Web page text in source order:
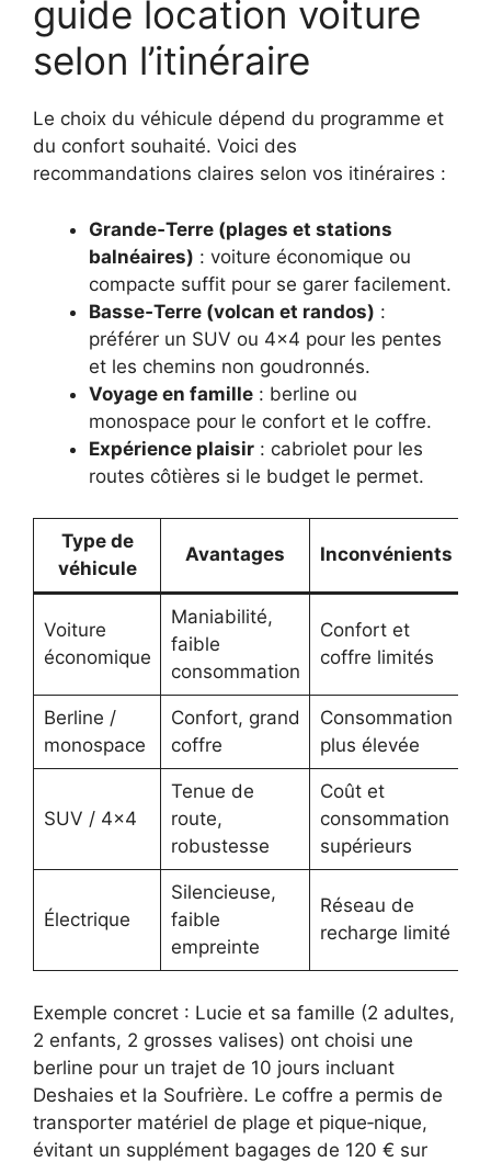
guide location voiture
selon l’itinéraire
Le choix du véhicule dépend du programme et
du confort souhaité. Voici des
recommandations claires selon vos itinéraires :
Grande‑Terre (plages et stations
balnéaires) : voiture économique ou
compacte suffit pour se garer facilement.
Basse‑Terre (volcan et randos) :
préférer un SUV ou 4×4 pour les pentes
et les chemins non goudronnés.
Voyage en famille : berline ou
monospace pour le confort et le coffre.
Expérience plaisir : cabriolet pour les
routes côtières si le budget le permet.
Type de
véhicule
Avantages Inconvénients
Voiture
économique
Maniabilité,
faible
consommation
Confort et
coffre limités
Berline /
monospace
Confort, grand
coffre
Consommation
plus élevée
SUV / 4×4
Tenue de
route,
robustesse
Coût et
consommation
supérieurs
Électrique
Silencieuse,
faible
empreinte
Réseau de
recharge limité
Exemple concret : Lucie et sa famille (2 adultes,
2 enfants, 2 grosses valises) ont choisi une
berline pour un trajet de 10 jours incluant
Deshaies et la Soufrière. Le coffre a permis de
transporter matériel de plage et pique‑nique,
évitant un supplément bagages de 120 € sur